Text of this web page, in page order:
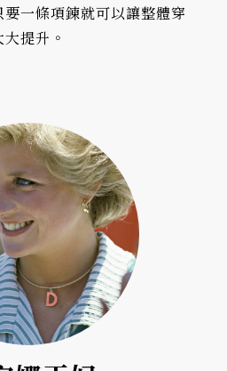
一條項鍊就可以讓整體穿
提升。